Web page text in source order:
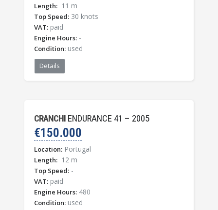
Length: 11 m
Top Speed: 30 knots
VAT: paid
Engine Hours: -
Condition: used
Details
CRANCHI ENDURANCE 41 – 2005
€150.000
Location: Portugal
Length: 12 m
Top Speed: -
VAT: paid
Engine Hours: 480
Condition: used